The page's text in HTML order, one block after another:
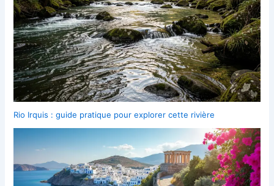
Rio Irquis : guide pratique pour explorer cette rivière